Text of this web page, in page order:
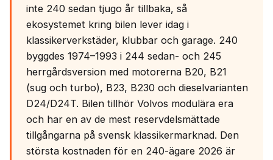
inte 240 sedan tjugo år tillbaka, så
ekosystemet kring bilen lever idag i
klassikerverkstäder, klubbar och garage. 240
byggdes 1974–1993 i 244 sedan- och 245
herrgårdsversion med motorerna B20, B21
(sug och turbo), B23, B230 och dieselvarianten
D24/D24T. Bilen tillhör Volvos modulära era
och har en av de mest reservdelsmättade
tillgångarna på svensk klassikermarknad. Den
största kostnaden för en 240-ägare 2026 är